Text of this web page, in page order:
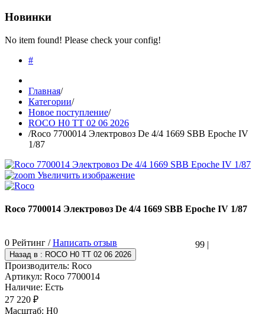
Новинки
No item found! Please check your config!
#
Главная/
Категории/
Новое поступление/
ROCO H0 TT 02 06 2026
/Roco 7700014 Электровоз De 4/4 1669 SBB Epoche IV
1/87
Увеличить изображение
Roco 7700014 Электровоз De 4/4 1669 SBB Epoche IV 1/87
99 |
0 Рейтинг /Написать отзыв
Производитель: Roco
Артикул: Roco 7700014
Наличие: Есть
27 220 ₽
Масштаб: H0